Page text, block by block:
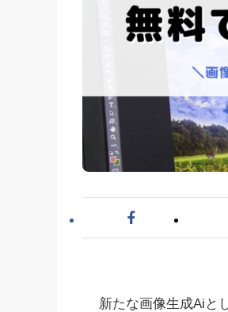
新たな画像生成Aiと